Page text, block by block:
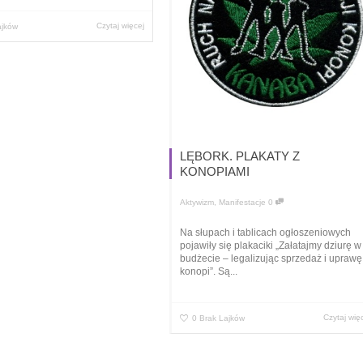
Czytaj więcej
LĘBORK. PLAKATY Z
KONOPIAMI
Aktywizm, Manifestacje 0
Na słupach i tablicach ogłoszeniowych
pojawiły się plakaciki „Załatajmy dziurę w
budżecie – legalizując sprzedaż i uprawę
konopi”. Są...
0 Brak Lajków Czytaj